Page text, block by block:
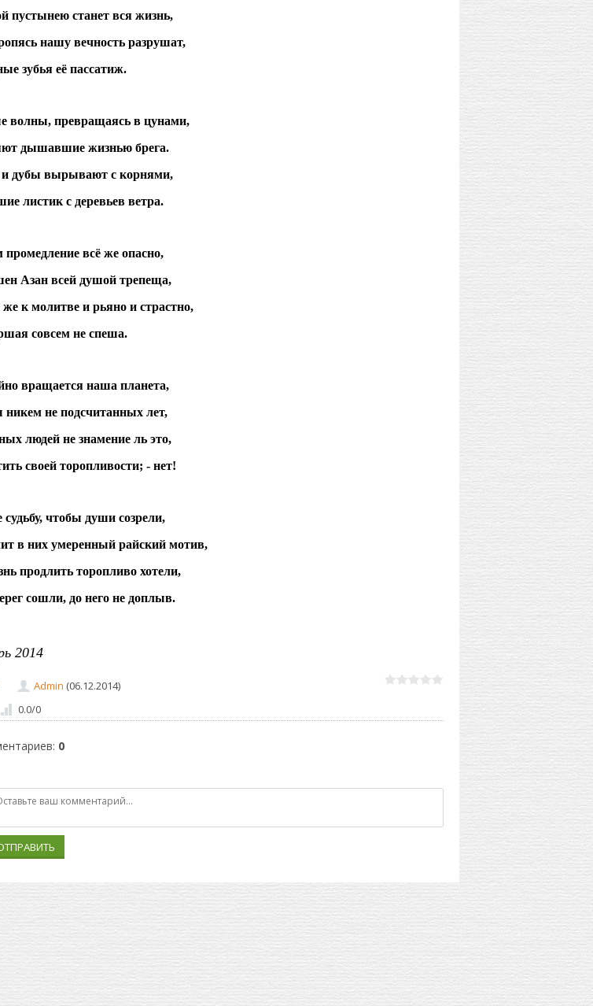
пустынею станет вся жизнь,
нашу вечность разрушат,
зубья её пассатиж.
волны, превращаясь в цунами,
дышавшие жизнью брега.
дубы вырывают с корнями,
листик с деревьев ветра.
всё же опасно,
Азан всей душой трепеща,
к молитве и рьяно и страстно,
совсем не спеша.
вращается наша планета,
не подсчитанных лет,
людей не знамение ль это,
своей торопливости; - нет!
судьбу, чтобы души созрели,
в них умеренный райский мотив,
продлить торопливо хотели,
сошли, до него не доплыв.
2014
Admin (06.12.2014)
0.0/0
: 0